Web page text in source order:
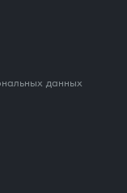
данных